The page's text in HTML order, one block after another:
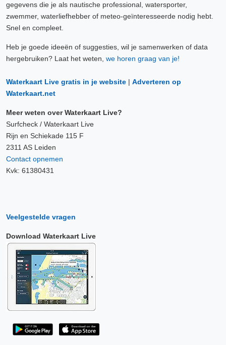
gegevens die je als nautische professional, watersporter,
zwemmer, waterliefhebber of meteo-geïnteresseerde nodig hebt.
Snel en compleet.
Heb je goede ideeën of suggesties, wil je samenwerken of data
hergebruiken? Laat het weten, we horen graag van je!
Waterkaart Live gratis in je website | Adverteren op
Waterkaart.net
Meer weten over Waterkaart Live?
Surfcheck / Waterkaart Live
Rijn en Schiekade 115 F
2311 AS Leiden
Contact opnemen
Kvk: 61380431
Veelgestelde vragen
Download Waterkaart Live